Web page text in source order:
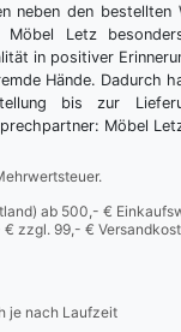
neben den bestellten
Möbel Letz
in positiver
Hände. Dadurch
bis zur
Möbel
ab 500,- €
zzgl. 99,- €
je nach Laufzeit